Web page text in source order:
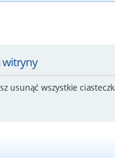
witryny
usunąć wszystkie